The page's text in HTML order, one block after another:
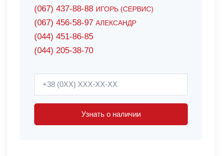
(067) 437-88-88 ИГОРЬ (СЕРВИС)
(067) 456-58-97 АЛЕКСАНДР
(044) 451-86-85
(044) 205-38-70
Узнать о наличии